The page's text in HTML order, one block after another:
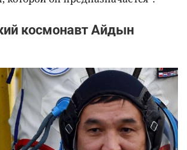
космонавт Айдын